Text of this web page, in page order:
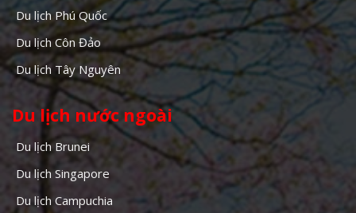
Du lịch Phú Quốc
Du lịch Côn Đảo
Du lịch Tây Nguyên
Du lịch nước ngoài
Du lịch Brunei
Du lịch Singapore
Du lịch Campuchia